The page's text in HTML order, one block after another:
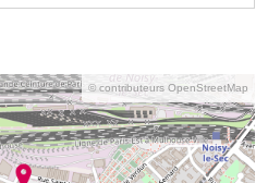
© contributeurs OpenStreetMap